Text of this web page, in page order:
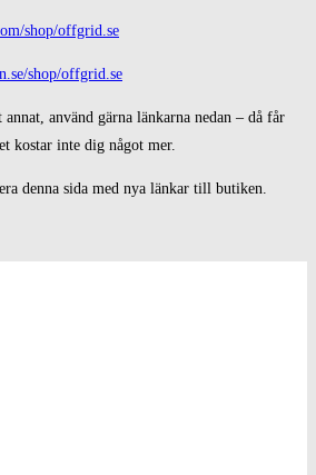
shop/offgrid.se
shop/offgrid.se
använd gärna länkarna nedan – då får
kostar inte dig något mer.
denna sida med nya länkar till butiken.